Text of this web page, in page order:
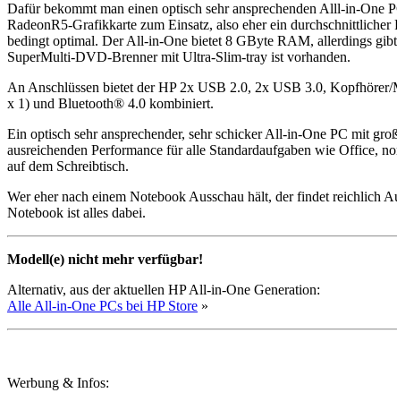
Dafür bekommt man einen optisch sehr ansprechenden Alll-in-
RadeonR5-Grafikkarte zum Einsatz, also eher ein
bedingt optimal. Der All-in-One bietet 8 GByte RAM, allerdings
SuperMulti-DVD-Brenner mit Ultra-Slim-tray ist vorhanden.
An Anschlüssen bietet der HP 2x USB 2.0, 2x USB 3.0,
x 1) und Bluetooth® 4.0 kombiniert.
Ein optisch sehr ansprechender, sehr schicker All-in-One PC mit
ausreichenden Performance für alle Standardaufgaben wie Office,
auf dem Schreibtisch.
Wer eher nach einem Notebook Ausschau hält, der findet reichlich
Notebook ist alles dabei.
Modell(e) nicht mehr verfügbar!
Alternativ, aus der aktuellen HP All-in-One Generation:
Alle All-in-One PCs bei HP Store »
Werbung & Infos: